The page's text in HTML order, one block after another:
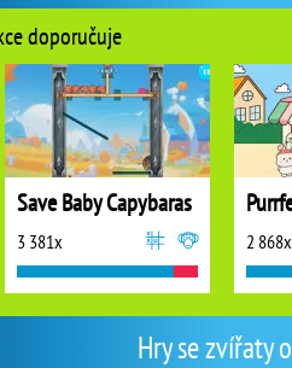
Hry se zvířaty
doporučuje
Save Baby Capybaras
3 381x 2 868x